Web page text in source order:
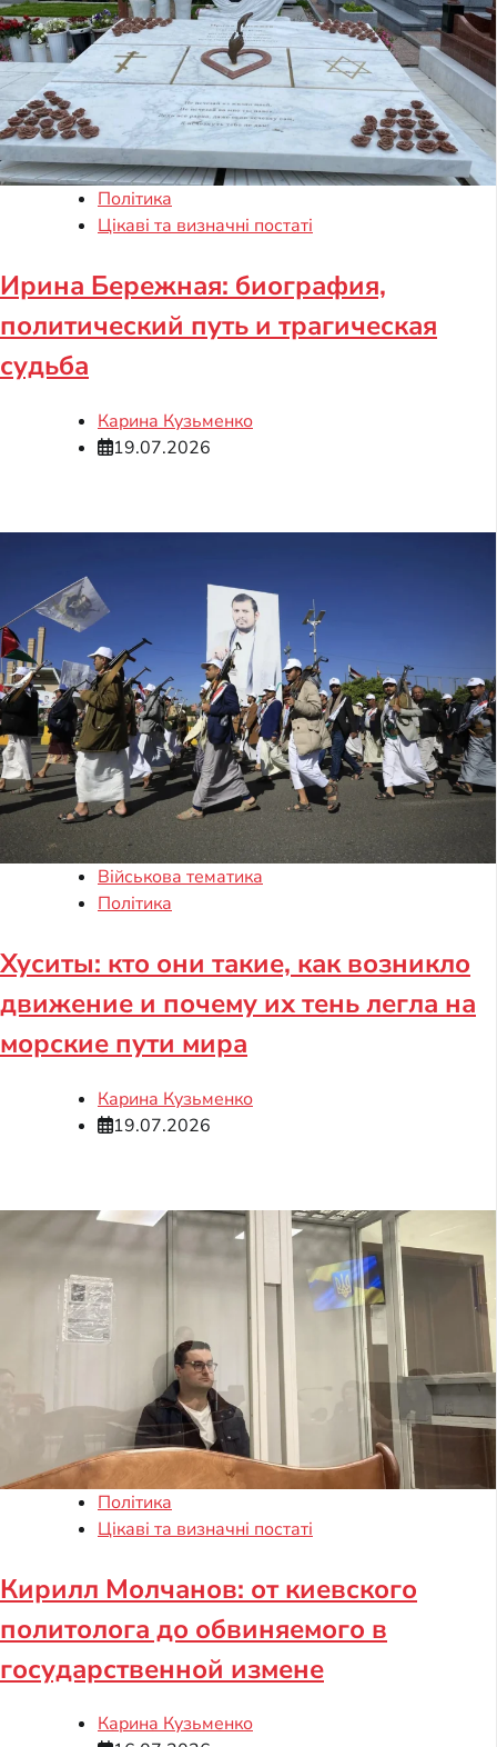
Політика
Цікаві та визначні постаті
Ирина Бережная: биография,
политический путь и трагическая
судьба
Карина Кузьменко
19.07.2026
Військова тематика
Політика
Хуситы: кто они такие, как возникло
движение и почему их тень легла на
морские пути мира
Карина Кузьменко
19.07.2026
Політика
Цікаві та визначні постаті
Кирилл Молчанов: от киевского
политолога до обвиняемого в
государственной измене
Карина Кузьменко